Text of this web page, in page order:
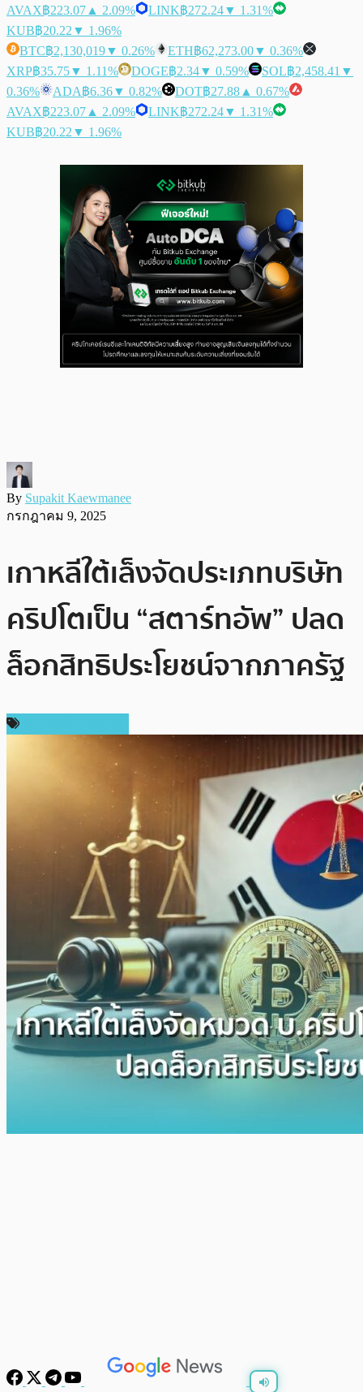
AVAX฿223.07 ▲ 2.09% LINK฿272.24▼ 1.31%
KUB฿20.22 ▼ 1.96%
BTC฿2,130,019▼ 0.26% ETH฿62,273.00▼ 0.36%
XRP฿35.75▼ 1.11% DOGE฿2.34▼ 0.59% SOL฿2,458.41 ▼
0.36%
ADA฿6.36▼ 0.82% DOT฿27.88 ▲ 0.67%
AVAX฿223.07 ▲ 2.09% LINK฿272.24▼ 1.31%
KUB฿20.22 ▼ 1.96%
By Supakit Kaewmanee
กรกฎาคม 9, 2025
เกาหลีใต้เล็งจัดประเภทบริษัท
คริปโตเป็น “สตาร์ทอัพ” ปลด
ล็อกสิทธิประโยชน์จากภาครัฐ